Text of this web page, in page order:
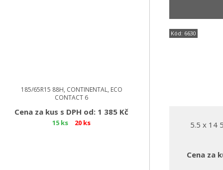
185/65R15 88H, CONTINENTAL, ECO
CONTACT 6
Cena za kus s DPH od: 1 385 Kč
15 ks 20 ks
Kód: 6630
5.5 x 14
Cena za